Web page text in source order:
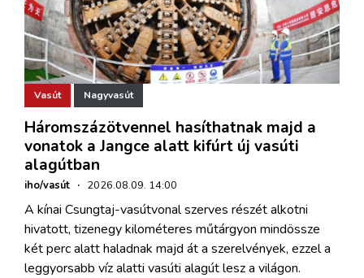
Vasút Nagyvasút
Háromszázötvennel hasíthatnak majd a
vonatok a Jangce alatt kifúrt új vasúti
alagútban
iho/vasút · 2026.08.09. 14:00
A kínai Csungtaj-vasútvonal szerves részét alkotni
hivatott, tizenegy kilométeres műtárgyon mindössze
két perc alatt haladnak majd át a szerelvények, ezzel a
leggyorsabb víz alatti vasúti alagút lesz a világon.